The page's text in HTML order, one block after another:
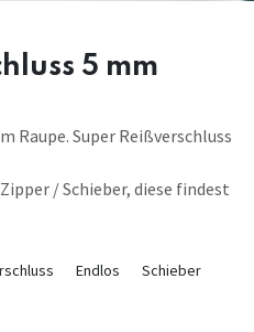
5 mm
Raupe. Super Reißverschluss
/ Schieber, diese findest
Endlos
Schieber